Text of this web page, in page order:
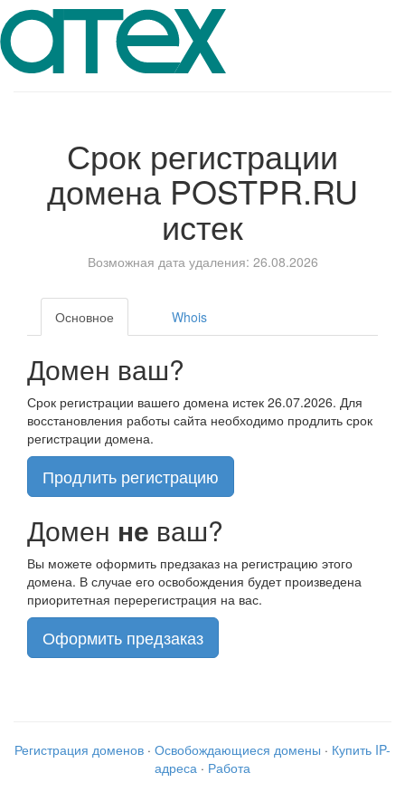
Срок регистрации
домена POSTPR.RU
истек
Возможная дата удаления: 26.08.2026
Основное Whois
Домен ваш?
Срок регистрации вашего домена истек 26.07.2026. Для
восстановления работы сайта необходимо продлить срок
регистрации домена.
Продлить регистрацию
Домен не ваш?
Вы можете оформить предзаказ на регистрацию этого
домена. В случае его освобождения будет произведена
приоритетная перерегистрация на вас.
Оформить предзаказ
Регистрация доменов · Освобождающиеся домены · Купить IP-
адреса · Работа